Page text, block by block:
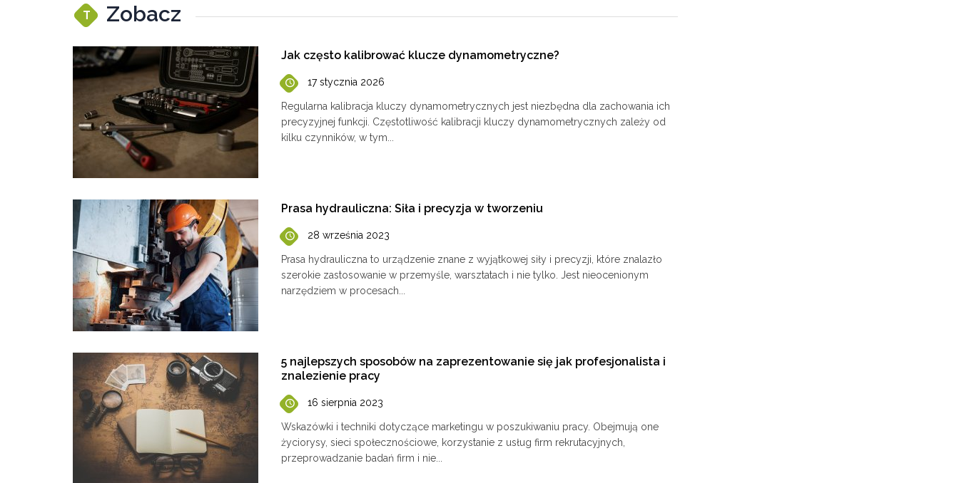
T Zobacz
Jak często kalibrować klucze dynamometryczne?
17 stycznia 2026
​Regularna kalibracja kluczy dynamometrycznych jest niezbędna dla zachowania ich
precyzyjnej funkcji. Częstotliwość kalibracji kluczy dynamometrycznych zależy od
kilku czynników, w tym...
Prasa hydrauliczna: Siła i precyzja w tworzeniu
28 września 2023
Prasa hydrauliczna to urządzenie znane z wyjątkowej siły i precyzji, które znalazło
szerokie zastosowanie w przemyśle, warsztatach i nie tylko. Jest nieocenionym
narzędziem w procesach...
5 najlepszych sposobów na zaprezentowanie się jak profesjonalista i
znalezienie pracy
16 sierpnia 2023
Wskazówki i techniki dotyczące marketingu w poszukiwaniu pracy. Obejmują one
życiorysy, sieci społecznościowe, korzystanie z usług firm rekrutacyjnych,
przeprowadzanie badań firm i nie...